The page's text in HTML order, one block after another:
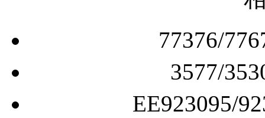
77376/
3577/
EE923095/
663A/